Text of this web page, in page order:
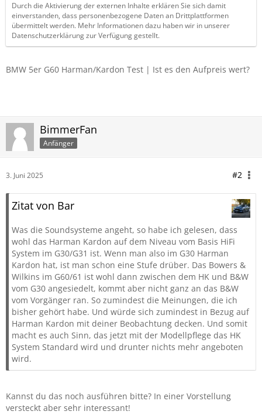
Durch die Aktivierung der externen Inhalte erklären Sie sich damit
einverstanden, dass personenbezogene Daten an Drittplattformen
übermittelt werden. Mehr Informationen dazu haben wir in unserer
Datenschutzerklärung zur Verfügung gestellt.
BMW 5er G60 Harman/Kardon Test | Ist es den Aufpreis wert?
BimmerFan
Anfänger
3. Juni 2025 #2
Zitat von Bar
Was die Soundsysteme angeht, so habe ich gelesen, dass
wohl das Harman Kardon auf dem Niveau vom Basis HiFi
System im G30/G31 ist. Wenn man also im G30 Harman
Kardon hat, ist man schon eine Stufe drüber. Das Bowers &
Wilkins im G60/61 ist wohl dann zwischen dem HK und B&W
vom G30 angesiedelt, kommt aber nicht ganz an das B&W
vom Vorgänger ran. So zumindest die Meinungen, die ich
bisher gehört habe. Und würde sich zumindest in Bezug auf
Harman Kardon mit deiner Beobachtung decken. Und somit
macht es auch Sinn, das jetzt mit der Modellpflege das HK
System Standard wird und drunter nichts mehr angeboten
wird.
Kannst du das noch ausführen bitte? In einer Vorstellung
versteckt aber sehr interessant!